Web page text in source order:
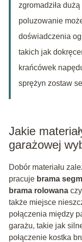
zgromadziła
poluzowanie
doświadczenia
takich jak
krańcówek
sprężyn zostaw
Jakie
garażowej
Dobór materiału
pracuje brama
brama rolowanaczy
także miejsce
połączenia między
garażu, takie jak
połączenie kostka